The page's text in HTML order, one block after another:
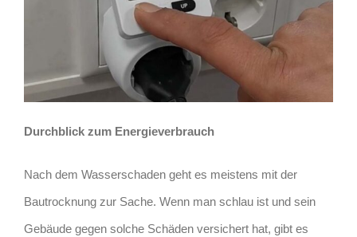
Durchblick zum Energieverbrauch
Nach dem Wasserschaden geht es meistens mit der
Bautrocknung zur Sache. Wenn man schlau ist und sein
Gebäude gegen solche Schäden versichert hat, gibt es